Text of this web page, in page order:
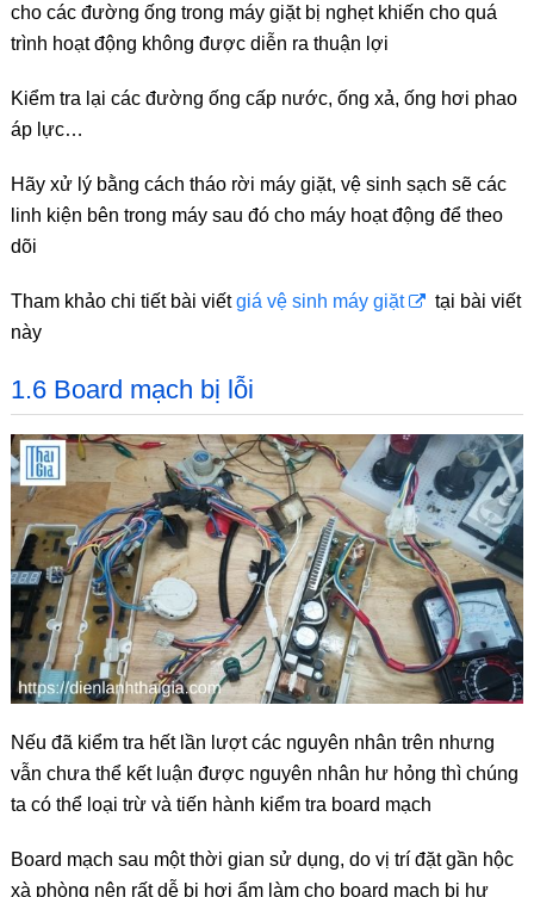
cho các đường ống trong máy giặt bị nghẹt khiến cho quá
trình hoạt động không được diễn ra thuận lợi
Kiểm tra lại các đường ống cấp nước, ống xả, ống hơi phao
áp lực…
Hãy xử lý bằng cách tháo rời máy giặt, vệ sinh sạch sẽ các
linh kiện bên trong máy sau đó cho máy hoạt động để theo
dõi
Tham khảo chi tiết bài viếtgiá vệ sinh máy giặt
tại bài viết
này
1.6 Board mạch bị lỗi
Nếu đã kiểm tra hết lần lượt các nguyên nhân trên nhưng
vẫn chưa thể kết luận được nguyên nhân hư hỏng thì chúng
ta có thể loại trừ và tiến hành kiểm tra board mạch
Board mạch sau một thời gian sử dụng, do vị trí đặt gần hộc
xà phòng nên rất dễ bị hơi ẩm làm cho board mạch bị hư